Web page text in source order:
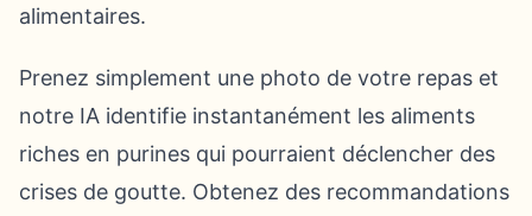
alimentaires.
Prenez simplement une photo de votre repas et
notre IA identifie instantanément les aliments
riches en purines qui pourraient déclencher des
crises de goutte. Obtenez des recommandations